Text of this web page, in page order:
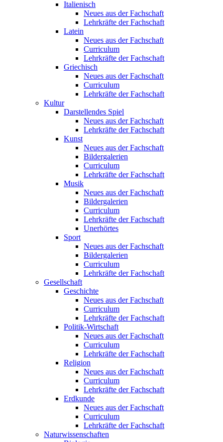
Italienisch
Neues aus der Fachschaft
Lehrkräfte der Fachschaft
Latein
Neues aus der Fachschaft
Curriculum
Lehrkräfte der Fachschaft
Griechisch
Neues aus der Fachschaft
Curriculum
Lehrkräfte der Fachschaft
Kultur
Darstellendes Spiel
Neues aus der Fachschaft
Lehrkräfte der Fachschaft
Kunst
Neues aus der Fachschaft
Bildergalerien
Curriculum
Lehrkräfte der Fachschaft
Musik
Neues aus der Fachschaft
Bildergalerien
Curriculum
Lehrkräfte der Fachschaft
Unerhörtes
Sport
Neues aus der Fachschaft
Bildergalerien
Curriculum
Lehrkräfte der Fachschaft
Gesellschaft
Geschichte
Neues aus der Fachschaft
Curriculum
Lehrkräfte der Fachschaft
Politik-Wirtschaft
Neues aus der Fachschaft
Curriculum
Lehrkräfte der Fachschaft
Religion
Neues aus der Fachschaft
Curriculum
Lehrkräfte der Fachschaft
Erdkunde
Neues aus der Fachschaft
Curriculum
Lehrkräfte der Fachschaft
Naturwissenschaften